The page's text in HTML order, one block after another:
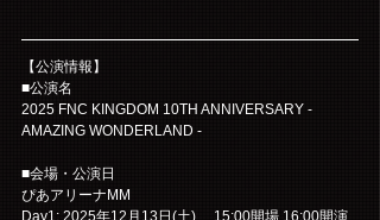
【公演情報】
■公演名
2025 FNC KINGDOM 10TH ANNIVERSARY -
AMAZING WONDERLAND -
■会場・公演日
ぴあアリーナMM